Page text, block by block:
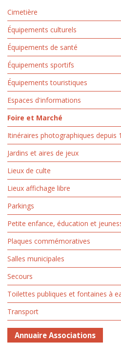
Cimetière
Équipements culturels
Équipements de santé
Équipements sportifs
Équipements touristiques
Espaces d'informations
Foire et Marché
Itinéraires photographiques depuis
Jardins et aires de jeux
Lieux de culte
Lieux affichage libre
Parkings
Petite enfance, éducation et
Plaques commémoratives
Salles municipales
Secours
Toilettes publiques et fontaines à
Transport
Annuaire Associations